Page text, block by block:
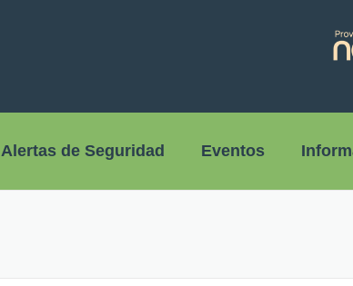
Alertas de Seguridad Eventos